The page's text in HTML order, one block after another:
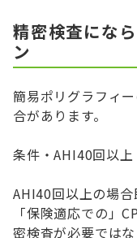
精密検査にな
ン
簡易ポリグラフィ
合があります。
条件・AHI40回以上
AHI40回以上の場
「保険適応での」
密検査が必要では